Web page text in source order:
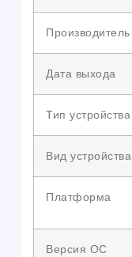
Производитель
Дата выхода
Тип устройства
Вид устройства
Платформа
Версия ОС